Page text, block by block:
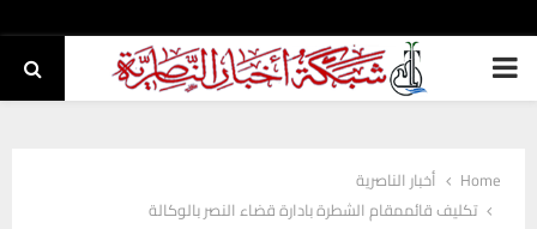
PRIMARY
Home
أخبار الناصرية
تكليف قائممقام الشطرة بادارة قضاء النصر بالوكالة